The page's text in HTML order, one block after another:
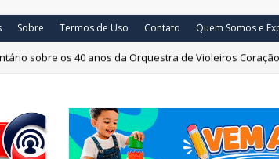
Sobre Termos de Uso Contato Quem Somos e
sobre os 40 anos da Orquestra de Violeiros